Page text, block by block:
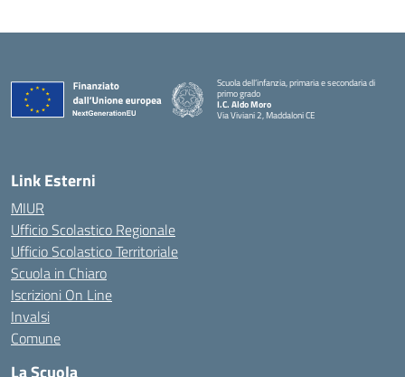
Scuola dell’infanzia, primaria e secondaria di
primo grado
I.C. Aldo Moro
Via Viviani 2, Maddaloni CE
Link Esterni
MIUR
Ufficio Scolastico Regionale
Ufficio Scolastico Territoriale
Scuola in Chiaro
Iscrizioni On Line
Invalsi
Comune
La Scuola